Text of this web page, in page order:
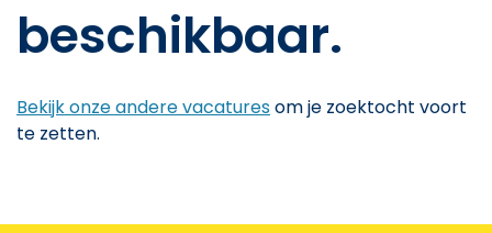
beschikbaar.
Bekijk onze andere vacaturesom je zoektocht voort
te zetten.